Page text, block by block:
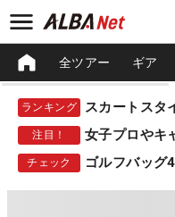
全ツアー ギア
ランキング スカートスタ
注目！
チェック